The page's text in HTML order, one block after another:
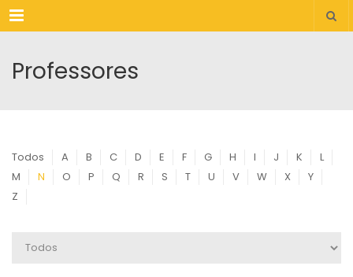
Menu
Professores
Todos A B C D E F G H I J K
L
M
N O P Q R S T U V W X
Y
Z